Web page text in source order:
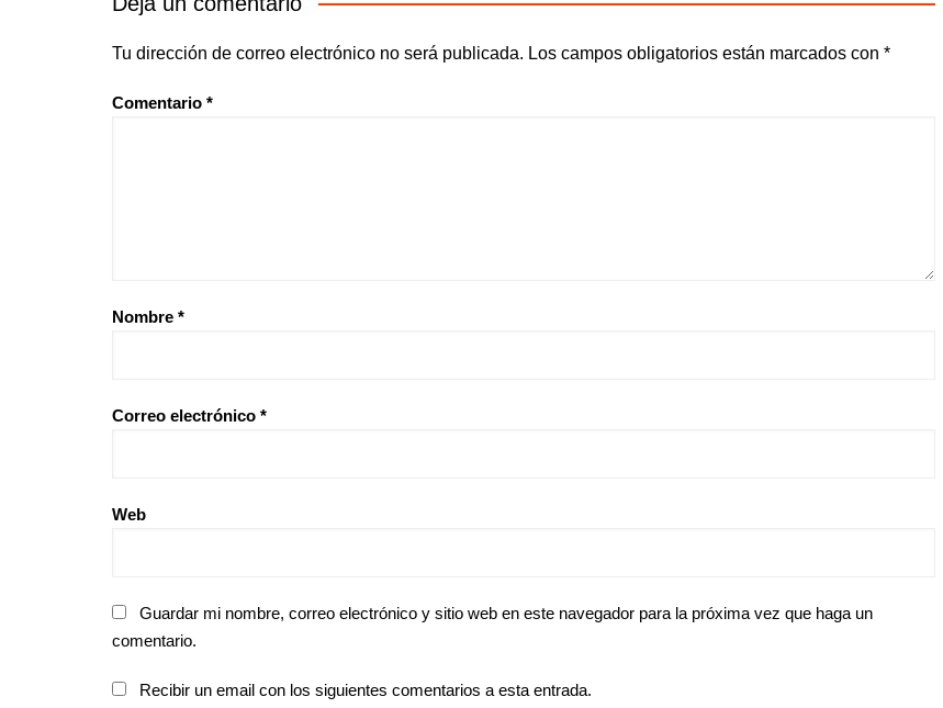
Tu dirección de correo electrónico no será publicada. Los campos obligatorios están marcados con *
Comentario *
Nombre *
Correo electrónico *
Web
Guardar mi nombre, correo electrónico y sitio web en este navegador para la próxima vez que haga un
comentario.
Recibir un email con los siguientes comentarios a esta entrada.